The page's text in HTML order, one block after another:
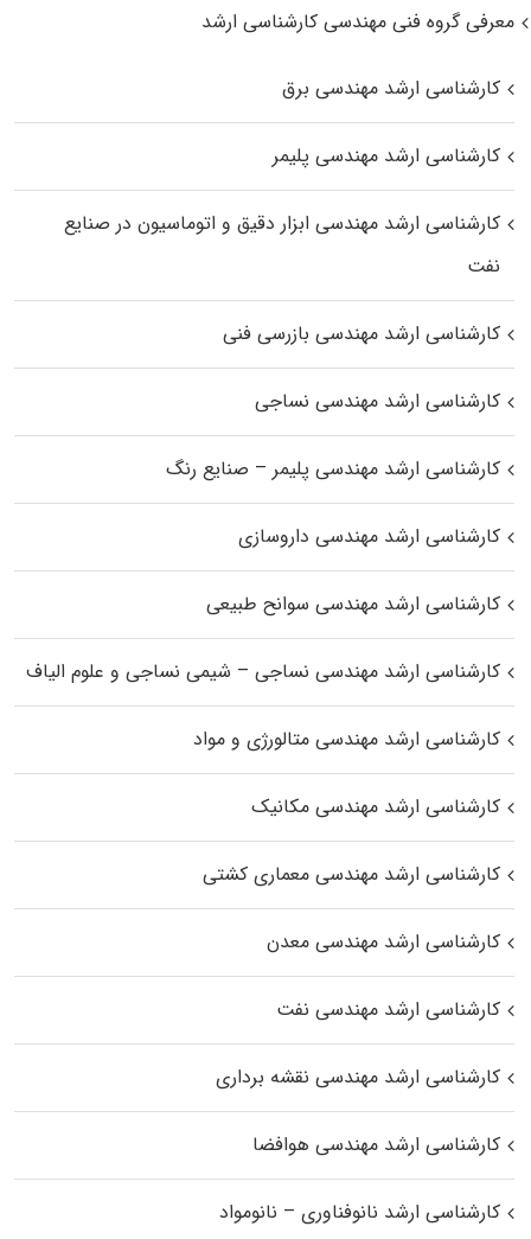
معرفی گروه فنی مهندسی کارشناسی ارشد
کارشناسی ارشد مهندسی برق
کارشناسی ارشد مهندسی پلیمر
کارشناسی ارشد مهندسی ابزار دقیق و اتوماسیون در صنایع
نفت
کارشناسی ارشد مهندسی بازرسی فنی
کارشناسی ارشد مهندسی نساجی
کارشناسی ارشد مهندسی پلیمر – صنایع رنگ
کارشناسی ارشد مهندسی داروسازی
کارشناسی ارشد مهندسی سوانح طبیعی
کارشناسی ارشد مهندسی نساجی – شیمی نساجی و علوم الیاف
کارشناسی ارشد مهندسی متالورژی و مواد
کارشناسی ارشد مهندسی مکانیک
کارشناسی ارشد مهندسی معماری کشتی
کارشناسی ارشد مهندسی معدن
کارشناسی ارشد مهندسی نفت
کارشناسی ارشد مهندسی نقشه برداری
کارشناسی ارشد مهندسی هوافضا
کارشناسی ارشد نانوفناوری – نانومواد